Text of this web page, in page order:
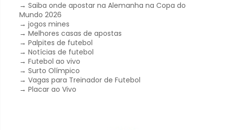
→Saiba onde apostar na Alemanha na Copa do
Mundo 2026
→jogos mines
→Melhores casas de apostas
→Palpites de futebol
→Notícias de futebol
→Futebol ao vivo
→Surto Olímpico
→Vagas para Treinador de Futebol
→Placar ao Vivo